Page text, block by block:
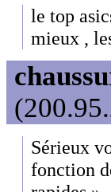
le top
mieux ,
Sérieux
fonction